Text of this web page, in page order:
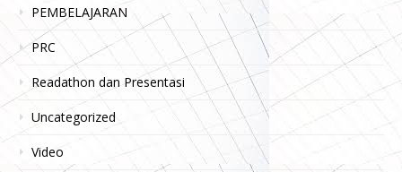
PEMBELAJARAN
PRC
Readathon dan Presentasi
Uncategorized
Video